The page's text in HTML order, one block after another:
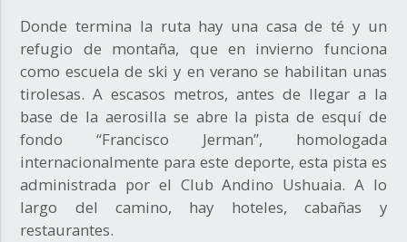
Donde termina la ruta hay una casa de té y un
refugio de montaña, que en invierno funciona
como escuela de ski y en verano se habilitan unas
tirolesas. A escasos metros, antes de llegar a la
base de la aerosilla se abre la pista de esquí de
fondo “Francisco Jerman”, homologada
internacionalmente para este deporte, esta pista es
administrada por el Club Andino Ushuaia. A lo
largo del camino, hay hoteles, cabañas y
restaurantes.